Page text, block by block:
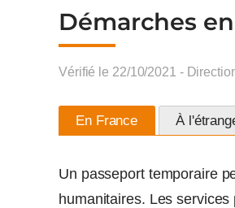
Démarches
Vérifié le 22/10/2021 -
En France À
Un passeport temporaire
humanitaires. Les